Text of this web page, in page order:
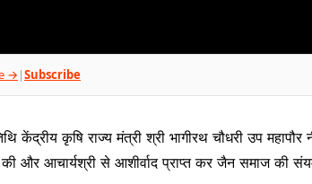
→ |Subscribe
केंद्रीय कृषि राज्य मंत्री श्री भागीरथ चौधरी उप
और आचार्यश्री से आशीर्वाद प्राप्त कर जैन समाज की